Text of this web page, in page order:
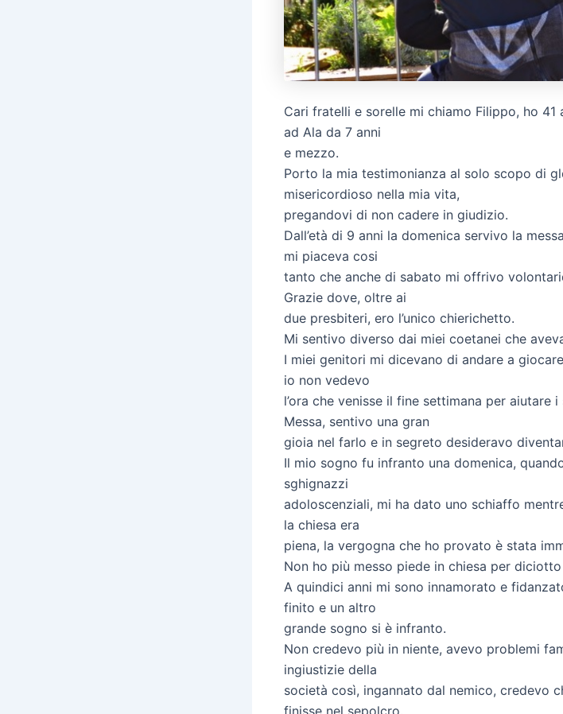
Cari fratelli e sorelle mi chiamo Filippo, ho
ad Ala da 7 anni
e mezzo.
Porto la mia testimonianza al solo scopo di
misericordioso nella mia vita,
pregandovi di non cadere in giudizio.
Dall’età di 9 anni la domenica servivo la
mi piaceva cosi
tanto che anche di sabato mi offrivo
Grazie dove, oltre ai
due presbiteri, ero l’unico chierichetto.
Mi sentivo diverso dai miei coetanei che
I miei genitori mi dicevano di andare a
io non vedevo
l’ora che venisse il fine settimana per aiutare
Messa, sentivo una gran
gioia nel farlo e in segreto desideravo
Il mio sogno fu infranto una domenica,
sghignazzi
adoloscenziali, mi ha dato uno schiaffo
la chiesa era
piena, la vergogna che ho provato è stata
Non ho più messo piede in chiesa per diciotto
A quindici anni mi sono innamorato e
finito e un altro
grande sogno si è infranto.
Non credevo più in niente, avevo problemi
ingiustizie della
società così, ingannato dal nemico, credevo